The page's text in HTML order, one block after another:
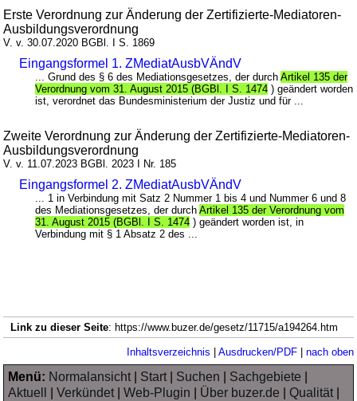
Erste Verordnung zur Änderung der Zertifizierte-Mediatoren-
Ausbildungsverordnung
V. v. 30.07.2020 BGBl. I S. 1869
Eingangsformel 1. ZMediatAusbVÄndV
... Grund des § 6 des Mediationsgesetzes, der durchArtikel 135 der
Verordnung vom 31. August 2015 (BGBl. I S. 1474 ) geändert worden
ist, verordnet das Bundesministerium der Justiz und für ...
Zweite Verordnung zur Änderung der Zertifizierte-Mediatoren-
Ausbildungsverordnung
V. v. 11.07.2023 BGBl. 2023 I Nr. 185
Eingangsformel 2. ZMediatAusbVÄndV
... 1 in Verbindung mit Satz 2 Nummer 1 bis 4 und Nummer 6 und 8
des Mediationsgesetzes, der durchArtikel 135 der Verordnung vom
31. August 2015 (BGBl. I S. 1474 ) geändert worden ist, in
Verbindung mit § 1 Absatz 2 des ...
Link zu dieser Seite: https://www.buzer.de/gesetz/11715/a194264.htm
Inhaltsverzeichnis Ausdrucken/PDF| nach oben
Menü: Normalansicht| Start| Suchen Sachgebiete
Aktuell
|Verkündet|Web-Plugin Über buzer.de |Qualität|